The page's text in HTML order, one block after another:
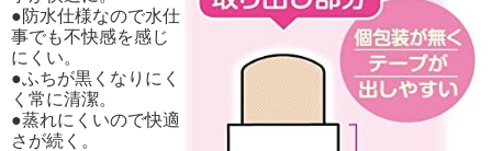
●防水仕様なので水仕
事でも不快感を感じ
にくい。
●ふちが黒くなりにく
く常に清潔。
●蒸れにくいので快適
さが続く。